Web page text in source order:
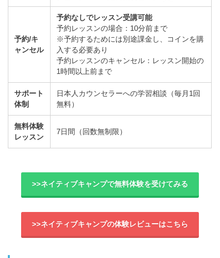
予約/キ
ャンセル
予約なしでレッスン受講可能
予約レッスンの場合：10分前まで
※予約するためには別途課金し、コインを購
入する必要あり
予約レッスンのキャンセル：レッスン開始の
1時間以上前まで
サポート
体制
日本人カウンセラーへの学習相談（毎月1回
無料）
無料体験
レッスン
7日間（回数無制限）
>>ネイティブキャンプで無料体験を受けてみる
>>ネイティブキャンプの体験レビューはこちら